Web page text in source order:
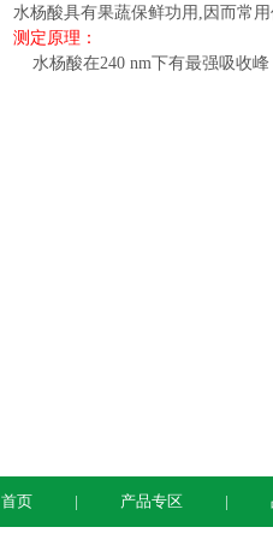
水杨酸具有果蔬保鲜功用,因而常用
测定原理：
水杨酸在240 nm下有最强吸收峰
首页 产品专区